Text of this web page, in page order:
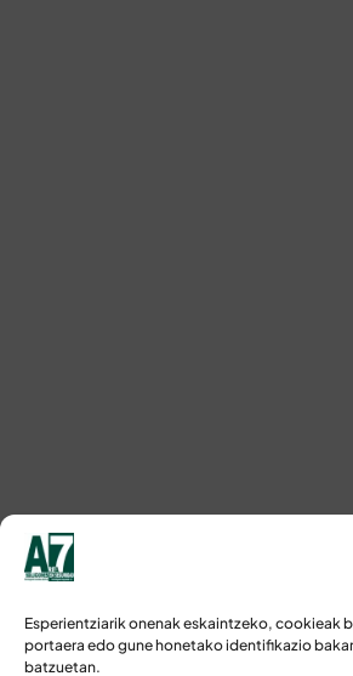
Esperientziarik onenak eskaintzeko, cookieak
portaera edo gune honetako identifikazio
batzuetan.